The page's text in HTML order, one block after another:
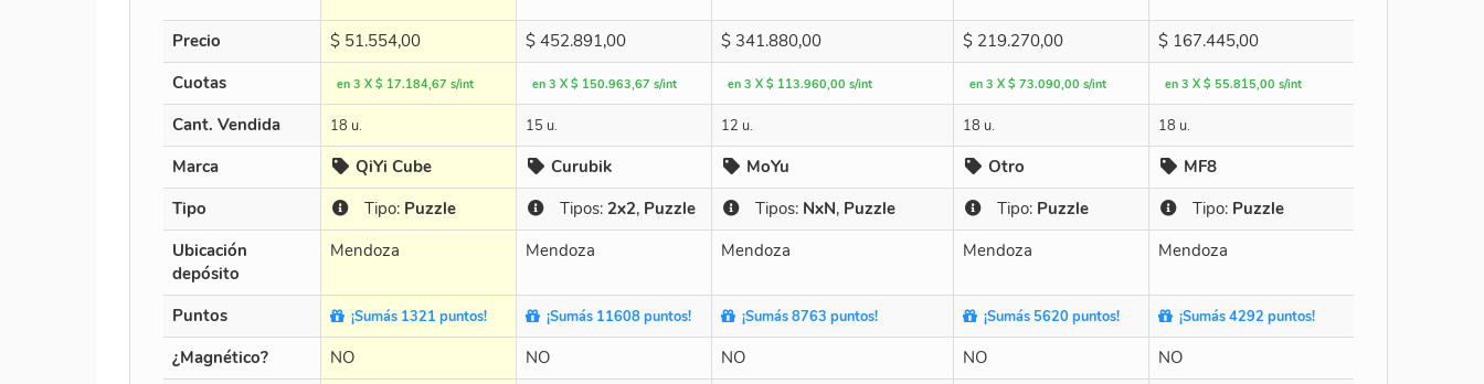
Precio $ 51.554,00 $ 452.891,00 $ 341.880,00 $ 219.270,00 $ 167.445,00
Cuotas
en 3 X $ 17.184,67 s/int en 3 X $ 150.963,67 s/int en 3 X $ 113.960,00 s/int en 3 X $ 73.090,00 s/int en 3 X $ 55.815,00 s/int
Cant. Vendida 18 u. 15 u. 12 u. 18 u. 18 u.
Marca QiYi Cube Curubik MoYu Otro
MF8
Tipo
Tipo: Puzzle Tipos: 2x2, Puzzle Tipos: NxN, Puzzle Tipo: Puzzle Tipo: Puzzle
Ubicación
depósito
Mendoza Mendoza Mendoza Mendoza Mendoza
Puntos ¡Sumás 1321 puntos! ¡Sumás 11608 puntos! ¡Sumás 8763 puntos! ¡Sumás 5620 puntos! ¡Sumás 4292 puntos!
¿Magnético? NO NO NO NO
NO